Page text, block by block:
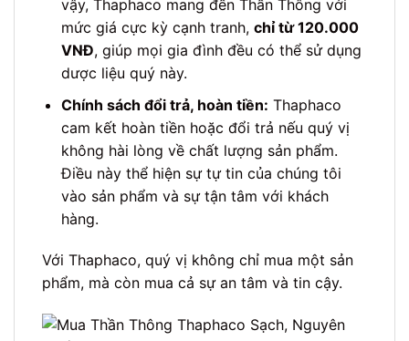
vậy, Thaphaco mang đến Thần Thông với
mức giá cực kỳ cạnh tranh, chỉ từ 120.000
VNĐ, giúp mọi gia đình đều có thể sử dụng
dược liệu quý này.
Chính sách đổi trả, hoàn tiền: Thaphaco
cam kết hoàn tiền hoặc đổi trả nếu quý vị
không hài lòng về chất lượng sản phẩm.
Điều này thể hiện sự tự tin của chúng tôi
vào sản phẩm và sự tận tâm với khách
hàng.
Với Thaphaco, quý vị không chỉ mua một sản
phẩm, mà còn mua cả sự an tâm và tin cậy.